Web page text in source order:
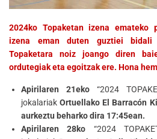
2024ko Topaketan izena emateko
izena eman duten guztiei bidali
Topaketara noiz joango diren
ordutegiak eta egoitzak ere. Hona
Apirilaren 21eko “2024
jokalariakOrtuellako El Barracón
aurkeztu beharko dira 17:45ean.
Apirilaren 28ko “2024